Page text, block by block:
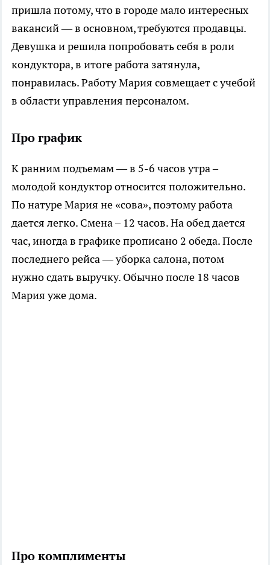
пришла потому, что в городе мало интересных
вакансий — в основном, требуются продавцы.
Девушка и решила попробовать себя в роли
кондуктора, в итоге работа затянула,
понравилась. Работу Мария совмещает с учебой
в области управления персоналом.
Про график
К ранним подъемам — в 5-6 часов утра –
молодой кондуктор относится положительно.
По натуре Мария не «сова», поэтому работа
дается легко. Смена – 12 часов. На обед дается
час, иногда в графике прописано 2 обеда. После
последнего рейса — уборка салона, потом
нужно сдать выручку. Обычно после 18 часов
Мария уже дома.
Про комплименты